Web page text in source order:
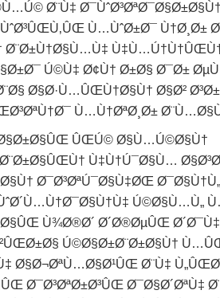
Ø¨Ù‡
Ù…ÙˆØ±Ø¯ Ù†Ø¸Ø±
Ú©Ù‡ Ø¢Ù† Ø±Ø§ Ø¯Ø±
Ø§Ø·Ù…ÛŒÙ†Ø§Ù† Ø§Ø²
Ù…Ù†ØªØ¸Ø±
ÛŒÚ© Ø§Ù…Ú©Ø§Ù†
Ù‡Ù†Ú¯Ø§Ù…
Ø¯Ø³ØªÚ¯Ø§Ù‡ØŒ
Ú©Ø§Ù…Ù„
Ù¾Ø®Ø´ Ø´Ø®ØµÛŒ Ø´Ø¯Ù‡
Ú©Ø§Ø±Ø¨Ø±Ø§Ù†
Ø§Ø¬ØªÙ…Ø§Ø¹ÛŒ Ø¨Ù‡
Ø¯Ø³ØªØ±Ø³ÛŒ Ø¯Ø§Ø´ØªÙ‡